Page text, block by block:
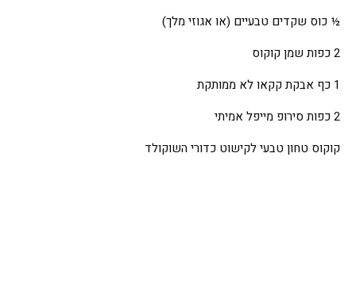
½ כוס שקדים טבעיים (או אגוזי מלך)
2 כפות שמן קוקוס
1 כף אבקת קקאו לא ממותקת
2 כפות סירופ מייפל אמיתי
קוקוס טחון טבעי לקישוט כדורי השוקולד